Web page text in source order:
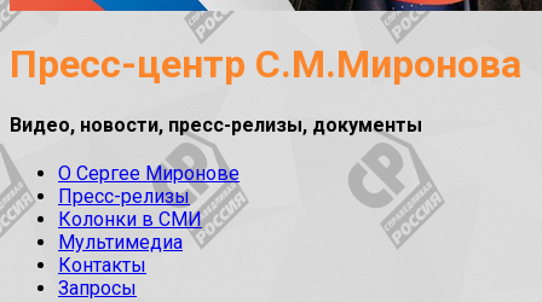
Пресс-центр С.М.Миронова
Видео, новости, пресс-релизы, документы
О Сергее Миронове
Пресс-релизы
Колонки в СМИ
Мультимедиа
Контакты
Запросы